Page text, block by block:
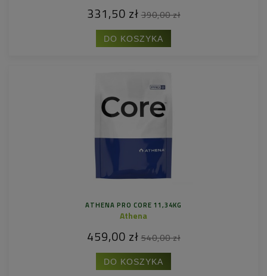
331,50 zł 390,00 zł
DO KOSZYKA
ATHENA PRO CORE 11,34KG
Athena
459,00 zł 540,00 zł
DO KOSZYKA